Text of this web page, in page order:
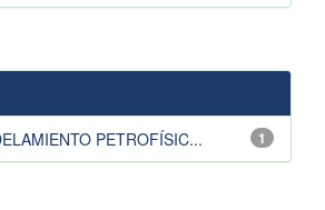
1
PETROFÍSIC...